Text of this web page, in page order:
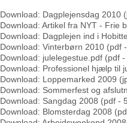
Download: Dagplejensdag 2010
Download: Artikel fra NYT - Frie
Download: Dagplejen ind i
Download: Vinterbørn 2010 (pdf
Download: julelegestue.pdf (pdf
Download: Professionel hjælp til
Download: Loppemarked 2009
Download: Sommerfest og
Download: Sangdag 2008 (pdf -
Download: Blomsterdag 2008